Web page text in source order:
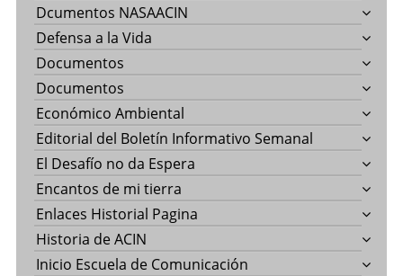
Dcumentos NASAACIN
Defensa a la Vida
Documentos
Documentos
Económico Ambiental
Editorial del Boletín Informativo Semanal
El Desafío no da Espera
Encantos de mi tierra
Enlaces Historial Pagina
Historia de ACIN
Inicio Escuela de Comunicación